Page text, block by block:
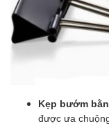
Kẹp bướm
được ưa